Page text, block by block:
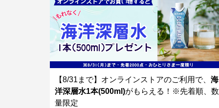
【8/31まで】オンラインストアのご利用で、 海
洋深層水1本(500ml)がもらえる！※先着順、数
量限定